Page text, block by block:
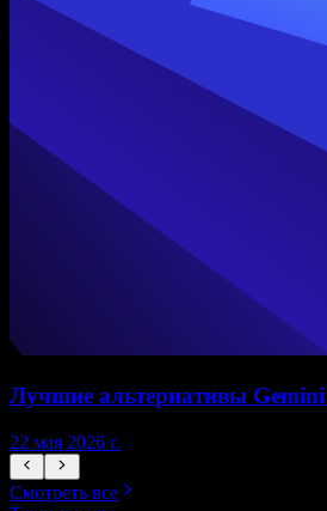
Лучшие альтернативы Gemini
22 мая 2026 г.
Смотреть все